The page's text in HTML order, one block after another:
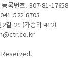
등록번호. 307-81-17658
522-8703
2길 29 (가송리 412)